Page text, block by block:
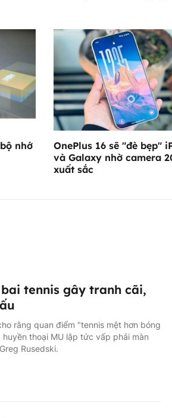
nhớ
OnePlus 16 sẽ "đè bẹp"
và Galaxy nhờ camera
xuất sắc
tennis gây tranh cãi,
rằng quan điểm "tennis mệt hơn bóng
thoại MU lập tức vấp phải màn
Rusedski.